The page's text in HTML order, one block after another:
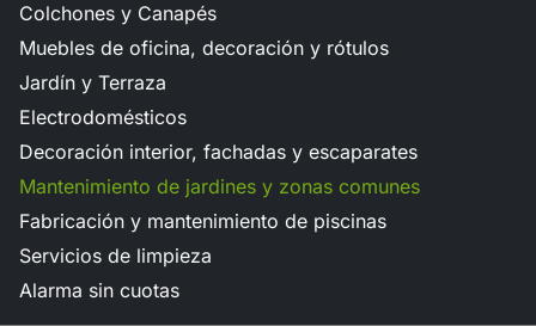
Colchones y Canapés
Muebles de oficina, decoración y rótulos
Jardín y Terraza
Electrodomésticos
Decoración interior, fachadas y escaparates
Mantenimiento de jardines y zonas comunes
Fabricación y mantenimiento de piscinas
Servicios de limpieza
Alarma sin cuotas